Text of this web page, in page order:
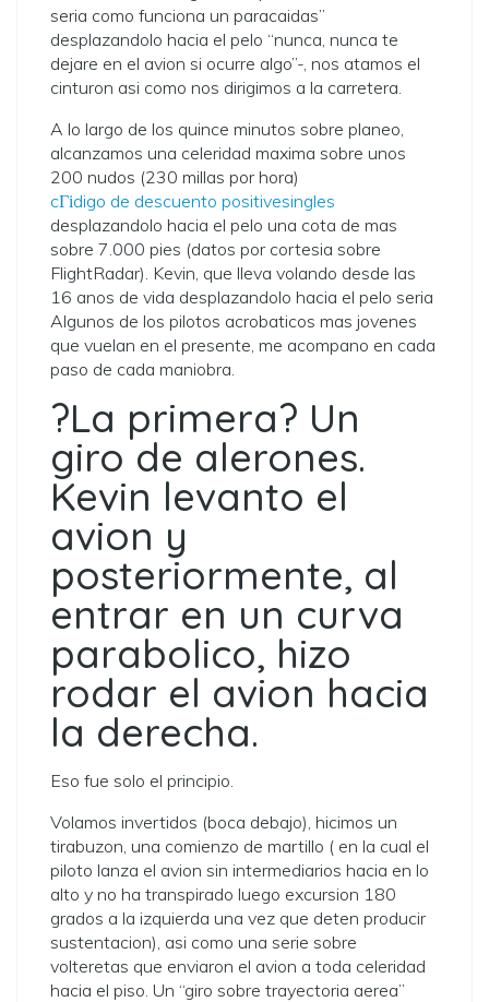
seri­a como funciona un paracaidas”
desplazandolo hacia el pelo “nunca, nunca te
dejare en el avion si ocurre algo”-, nos atamos el
cinturon asi­ como nos dirigimos a la carretera.
A lo largo de los quince minutos sobre planeo,
alcanzamos una celeridad maxima sobre unos
200 nudos (230 millas por hora)
cГіdigo de descuento positivesingles
desplazandolo hacia el pelo una cota de mas
sobre 7.000 pies (datos por cortesia sobre
FlightRadar). Kevin, que lleva volando desde las
16 anos de vida desplazandolo hacia el pelo seri­a
Algunos de los pilotos acrobaticos mas jovenes
que vuelan en el presente, me acompano en cada
paso de cada maniobra.
?La primera? Un
giro de alerones.
Kevin levanto el
avion y
posteriormente, al
entrar en un curva
parabolico, hizo
rodar el avion hacia
la derecha.
Eso fue solo el principio.
Volamos invertidos (boca debajo), hicimos un
tirabuzon, una comienzo de martillo ( en la cual el
piloto lanza el avion sin intermediarios hacia en lo
alto y no ha transpirado luego excursion 180
grados a la izquierda una vez que deten producir
sustentacion), asi­ como una serie sobre
volteretas que enviaron el avion a toda celeridad
hacia el piso. Un “giro sobre trayectoria aerea”